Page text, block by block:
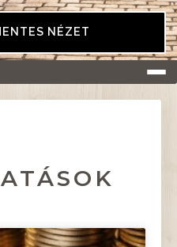
NÉZET